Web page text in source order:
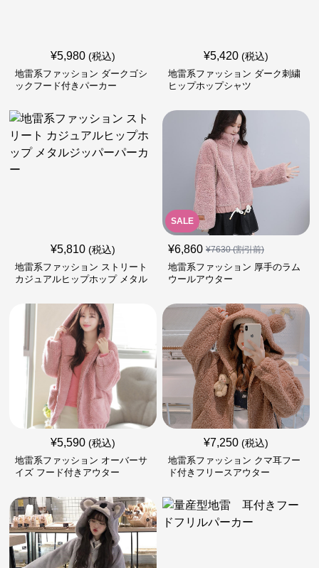
¥5,980 (税込)
地雷系ファッション ダークゴシ
ックフード付きパーカー
¥5,420 (税込)
地雷系ファッション ダーク刺繍
ヒップホップシャツ
¥5,810 (税込)
地雷系ファッション ストリート
カジュアルヒップホップ メタル
SALE
¥6,860 ¥7630(割引前)
地雷系ファッション 厚手のラム
ウールアウター
¥5,590 (税込)
地雷系ファッション オーバーサ
イズ フード付きアウター
¥7,250 (税込)
地雷系ファッション クマ耳フー
ド付きフリースアウター